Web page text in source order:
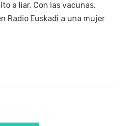
a liar. Con las vacunas,
Radio Euskadi a una mujer